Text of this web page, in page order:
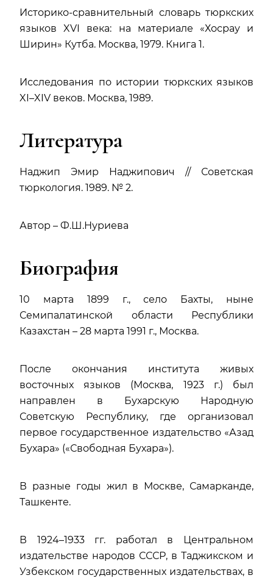
Историко-сравнительный словарь тюркских
языков XVI века: на материале «Хосрау и
Ширин» Кутба. Москва, 1979. Книга 1.
Исследования по истории тюркских языков
XI–XIV веков. Москва, 1989.
Литература
Наджип Эмир Наджипович // Советская
тюркология. 1989. № 2.
Автор – Ф.Ш.Нуриева
Биография
10 марта 1899 г., село Бахты, ныне
Семипалатинской области Республики
Казахстан – 28 марта 1991 г., Москва.
После окончания института живых
восточных языков (Москва, 1923 г.) был
направлен в Бухарcкую Народную
Советскую Республику, где организовал
первое государственное издательство «Азад
Бухара» («Свободная Бухара»).
В разные годы жил в Москве, Самарканде,
Ташкенте.
В 1924–1933 гг. работал в Центральном
издательстве народов СССР, в Таджикском и
Узбекском государственных издательствах, в